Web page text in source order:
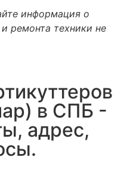
информация о
ремонта техники не
в СПБ -
адрес,